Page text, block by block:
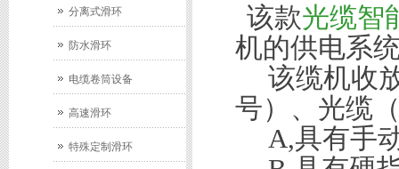
分离式滑环
防水滑环
电缆卷筒设备
高速滑环
特殊定制滑环
该款光缆智
机的供电系
该缆机收
号）、光缆
A,具有手